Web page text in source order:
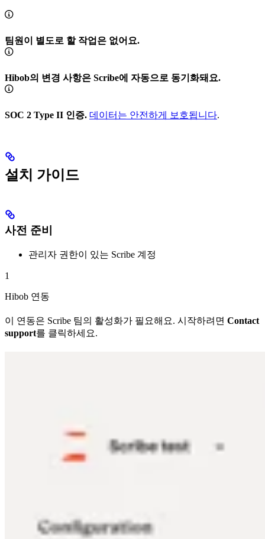
팀원이 별도로 할 작업은 없어요.
Hibob의 변경 사항은 Scribe에 자동으로 동기화돼요.
SOC 2 Type II 인증. 데이터는 안전하게 보호됩니다.
설치 가이드
사전 준비
관리자 권한이 있는 Scribe 계정
1
Hibob 연동
이 연동은 Scribe 팀의 활성화가 필요해요. 시작하려면 Contact
support를 클릭하세요.